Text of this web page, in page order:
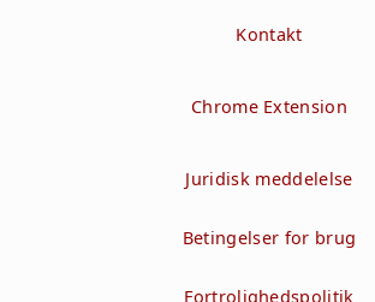
Kontakt
Chrome Extension
Juridisk meddelelse
Betingelser for brug
Fortrolighedspolitik